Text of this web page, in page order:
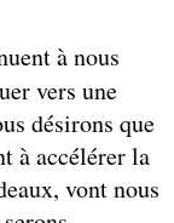
à nous
vers une
désirons que
à accélérer la
vont nous